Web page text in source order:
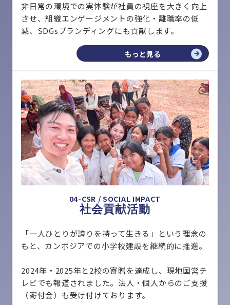
非日常の環境での実体験が社員の視座を大きく向上
させ、組織エンゲージメントの強化・離職率の低
減、SDGsブランディングにも貢献します。
もっと見る
04-CSR / SOCIAL IMPACT
社会貢献活動
「一人ひとりが誇りを持って生きる」という理念の
もと、カンボジアでの小学校建設を継続的に推進。
2024年・2025年と2校の寄贈を達成し、現地国営テ
レビでも報道されました。法人・個人からのご支援
（寄付金）も受け付けております。